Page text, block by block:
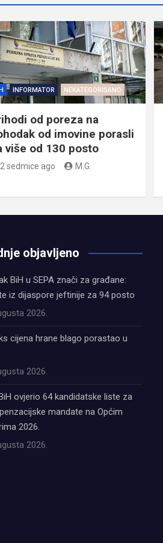
INFORMATOR NEKATEGORISANO
od poreza na
od imovine porasli
više od 130 posto
2 sedmice ago M.G.
objavljeno
BiH u SEPA znači za građane:
iz dijaspore jeftinije za 94 posto
2026.
cijena hrane blago porastao u
2026.
ovjerio 64 kandidatske liste za
mandate na Općim
2026.
2026.